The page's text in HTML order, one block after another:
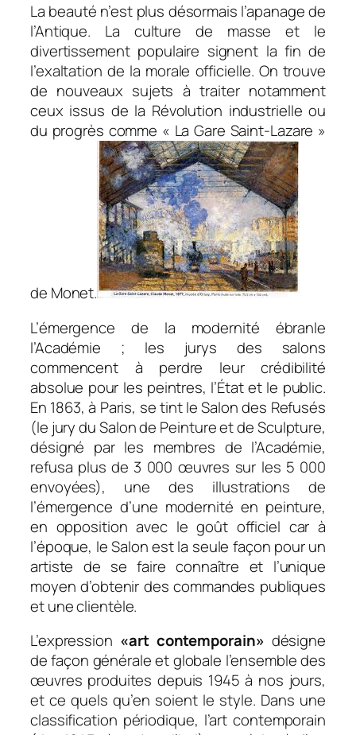
La beauté n’est plus désormais l’apanage de
l’Antique. La culture de masse et le
divertissement populaire signent la fin de
l’exaltation de la morale officielle. On trouve
de nouveaux sujets à traiter notamment
ceux issus de la Révolution industrielle ou
du progrès comme « La Gare Saint-Lazare »
de Monet.
L’émergence de la modernité ébranle
l’Académie ; les jurys des salons
commencent à perdre leur crédibilité
absolue pour les peintres, l’État et le public.
En 1863, à Paris, se tint le Salon des Refusés
(le jury du Salon de Peinture et de Sculpture,
désigné par les membres de l’Académie,
refusa plus de 3 000 œuvres sur les 5 000
envoyées), une des illustrations de
l’émergence d’une modernité en peinture,
en opposition avec le goût officiel car à
l’époque, le Salon est la seule façon pour un
artiste de se faire connaître et l’unique
moyen d’obtenir des commandes publiques
et une clientèle.
L’expression «art contemporain» désigne
de façon générale et globale l’ensemble des
œuvres produites depuis 1945 à nos jours,
et ce quels qu’en soient le style. Dans une
classification périodique, l’art contemporain